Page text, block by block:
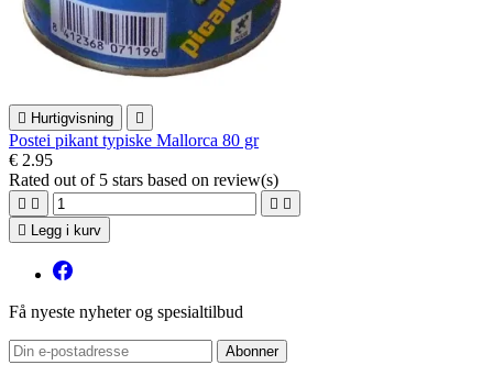
 Hurtigvisning 
Postei pikant typiske Mallorca 80 gr
€ 2.95
Rated out of 5 stars based on review(s)
   
 Legg i kurv
Få nyeste nyheter og spesialtilbud